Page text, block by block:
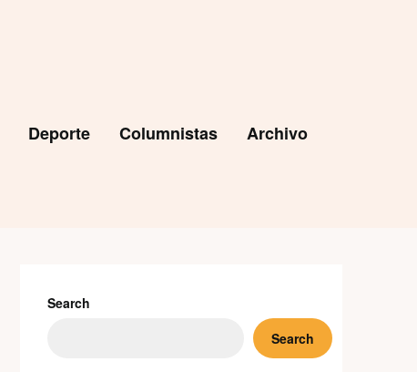
Deporte Columnistas Archivo
Search
Search